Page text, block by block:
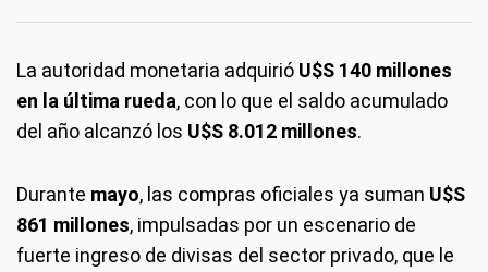
La autoridad monetaria adquirió U$S 140 millones
en la última rueda, con lo que el saldo acumulado
del año alcanzó los U$S 8.012 millones.
Durante mayo, las compras oficiales ya suman U$S
861 millones, impulsadas por un escenario de
fuerte ingreso de divisas del sector privado, que le